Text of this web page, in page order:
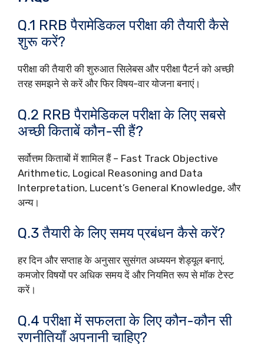
Q.1 RRB पैरामेडिकल परीक्षा की तैयारी कैसे
शुरू करें?
परीक्षा की तैयारी की शुरुआत सिलेबस और परीक्षा पैटर्न को अच्छी
तरह समझने से करें और फिर विषय-वार योजना बनाएं।
Q.2 RRB पैरामेडिकल परीक्षा के लिए सबसे
अच्छी किताबें कौन-सी हैं?
सर्वोत्तम किताबों में शामिल हैं – Fast Track Objective
Arithmetic, Logical Reasoning and Data
Interpretation, Lucent’s General Knowledge, और
अन्य।
Q.3 तैयारी के लिए समय प्रबंधन कैसे करें?
हर दिन और सप्ताह के अनुसार सुसंगत अध्ययन शेड्यूल बनाएं,
कमजोर विषयों पर अधिक समय दें और नियमित रूप से मॉक टेस्ट
करें।
Q.4 परीक्षा में सफलता के लिए कौन-कौन सी
रणनीतियाँ अपनानी चाहिए?